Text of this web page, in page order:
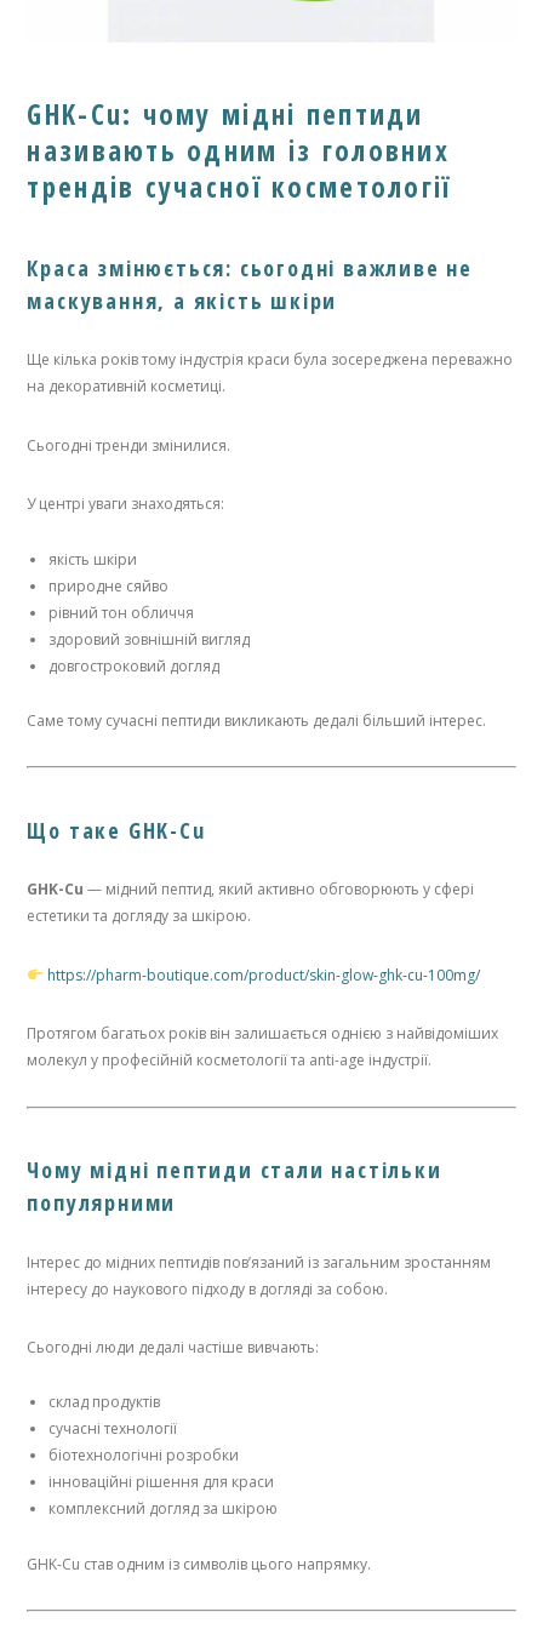
GHK-Cu: чому мідні пептиди
називають одним із головних
трендів сучасної косметології
Краса змінюється: сьогодні важливе не
маскування, а якість шкіри
Ще кілька років тому індустрія краси була зосереджена переважно
на декоративній косметиці.
Сьогодні тренди змінилися.
У центрі уваги знаходяться:
якість шкіри
природне сяйво
рівний тон обличчя
здоровий зовнішній вигляд
довгостроковий догляд
Саме тому сучасні пептиди викликають дедалі більший інтерес.
Що таке GHK-Cu
GHK-Cu — мідний пептид, який активно обговорюють у сфері
естетики та догляду за шкірою.
https://pharm-boutique.com/product/skin-glow-ghk-cu-100mg/
Протягом багатьох років він залишається однією з найвідоміших
молекул у професійній косметології та anti-age індустрії.
Чому мідні пептиди стали настільки
популярними
Інтерес до мідних пептидів пов’язаний із загальним зростанням
інтересу до наукового підходу в догляді за собою.
Сьогодні люди дедалі частіше вивчають:
склад продуктів
сучасні технології
біотехнологічні розробки
інноваційні рішення для краси
комплексний догляд за шкірою
GHK-Cu став одним із символів цього напрямку.